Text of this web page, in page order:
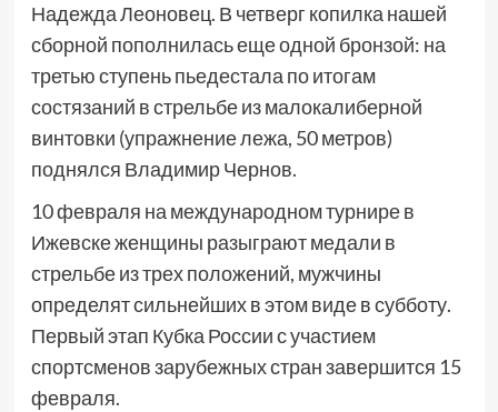
Надежда Леоновец. В четверг копилка нашей
сборной пополнилась еще одной бронзой: на
третью ступень пьедестала по итогам
состязаний в стрельбе из малокалиберной
винтовки (упражнение лежа, 50 метров)
поднялся Владимир Чернов.
10 февраля на международном турнире в
Ижевске женщины разыграют медали в
стрельбе из трех положений, мужчины
определят сильнейших в этом виде в субботу.
Первый этап Кубка России с участием
спортсменов зарубежных стран завершится 15
февраля.